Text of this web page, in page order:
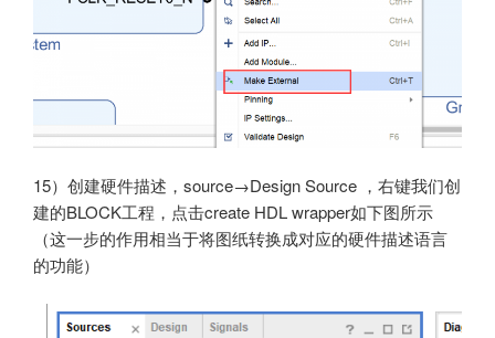
15）创建硬件描述，source→Design Source ，右键我们创
建的BLOCK工程，点击create HDL wrapper如下图所示
（这一步的作用相当于将图纸转换成对应的硬件描述语言
的功能）